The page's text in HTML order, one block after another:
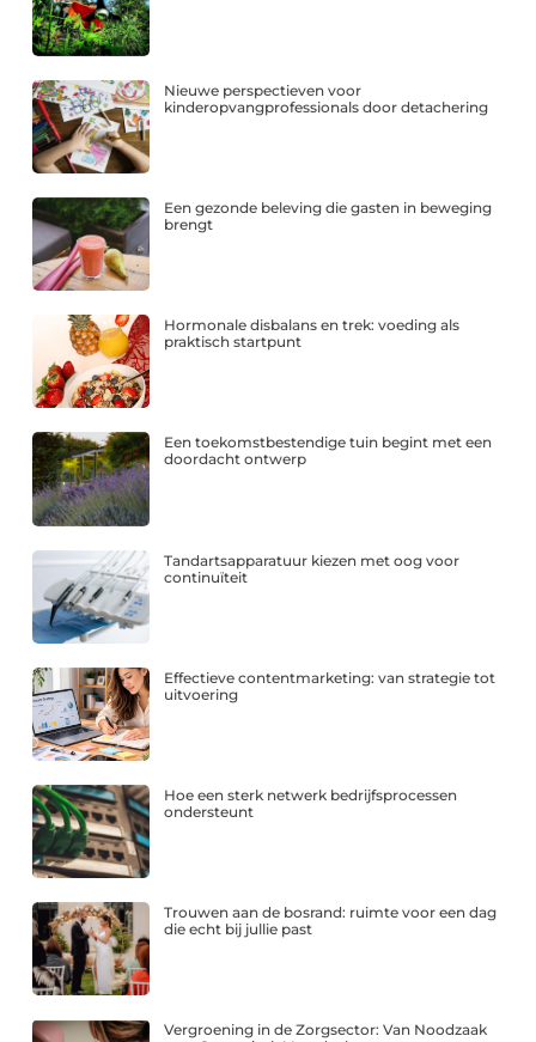
Nieuwe perspectieven voor
kinderopvangprofessionals door detachering
Een gezonde beleving die gasten in beweging
brengt
Hormonale disbalans en trek: voeding als
praktisch startpunt
Een toekomstbestendige tuin begint met een
doordacht ontwerp
Tandartsapparatuur kiezen met oog voor
continuïteit
Effectieve contentmarketing: van strategie tot
uitvoering
Hoe een sterk netwerk bedrijfsprocessen
ondersteunt
Trouwen aan de bosrand: ruimte voor een dag
die echt bij jullie past
Vergroening in de Zorgsector: Van Noodzaak